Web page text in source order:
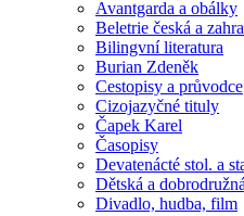
Avantgarda a obálky
Beletrie česká a
Bilingvní literatura
Burian Zdeněk
Cestopisy a průvodce
Cizojazyčné tituly
Čapek Karel
Časopisy
Devatenácté stol. a
Dětská a
Divadlo, hudba, film